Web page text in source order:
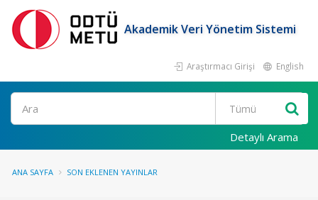
Akademik Veri Yönetim Sistemi
Araştırmacı Girişi English
Ara
Detaylı Arama
ANA SAYFA SON EKLENEN YAYINLAR